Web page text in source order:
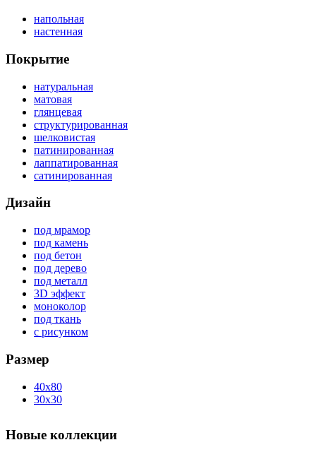
напольная
настенная
Покрытие
натуральная
матовая
глянцевая
структурированная
шелковистая
патинированная
лаппатированная
сатинированная
Дизайн
под мрамор
под камень
под бетон
под дерево
под металл
3D эффект
моноколор
под ткань
с рисунком
Размер
40x80
30x30
Новые коллекции